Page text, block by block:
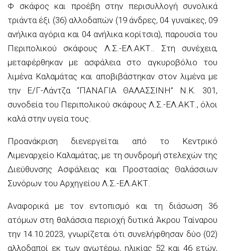
Φ σκάφος και προέβη στην περισυλλογή συνολικά
τριάντα έξι (36) αλλοδαπών (19 άνδρες, 04 γυναίκες, 09
ανήλικα αγόρια και 04 ανήλικα κορίτσια), παρουσία του
Περιπολικού σκάφους Λ.Σ.-ΕΛ.ΑΚΤ.. Στη συνέχεια,
μεταφέρθηκαν με ασφάλεια στο αγκυροβόλιο του
λιμένα Καλαμάτας και αποβιβάστηκαν στον λιμένα με
την Ε/Γ-Λάντζα “ΠΑΝΑΓΙΑ ΘΑΛΑΣΣΙΝΗ” Ν.Κ. 301,
συνοδεία του Περιπολικού σκάφους Λ.Σ.-ΕΛ.ΑΚΤ., όλοι
καλά στην υγεία τους.
Προανάκριση διενεργείται από το Κεντρικό
Λιμεναρχείο Καλαμάτας, με τη συνδρομή στελεχών της
Διεύθυνσης Ασφάλειας και Προστασίας Θαλάσσιων
Συνόρων του Αρχηγείου Λ.Σ.-ΕΛ.ΑΚΤ.
Αναφορικά με τον εντοπισμό και τη διάσωση 36
ατόμων στη θαλάσσια περιοχή δυτικά Άκρου Ταίναρου
την 14.10.2023, γνωρίζεται ότι συνελήφθησαν δύο (02)
αλλοδαποί εκ των ανωτέρω, ηλικίας 52 και 46 ετών,